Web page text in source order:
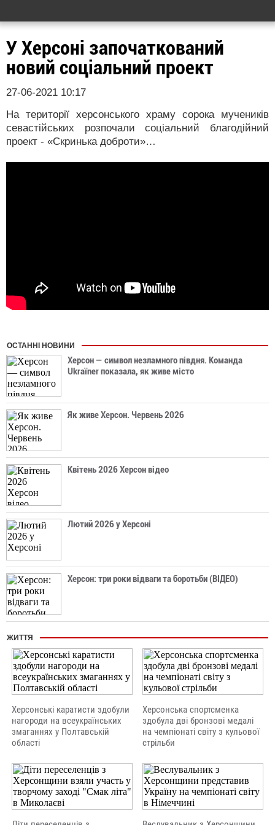
У Херсоні започаткований
новий соціальний проект
27-06-2021 10:17
На території херсонського храму сорока мучеників
севастійських розпочали соціальний благодійний
проект - «Скринька доброти»…
ОСТАННІ НОВИНИ
Херсон — символ незламного півдня. Команда
Ukraїner показала, як живе місто
Як живе Херсон. Червень 2026
Квітень 2026 Херсон відео
Лютий 2026 у Херсоні
Херсон: три роки відваги та боротьби (ВІДЕО)
ЖИТТЯ
Херсонські каратисти здобули
нагороди на всеукраїнських
змаганнях у Полтавській
області
Херсонська спортсменка
здобула дві бронзові медалі
на чемпіонаті світу з кульової
стрільби